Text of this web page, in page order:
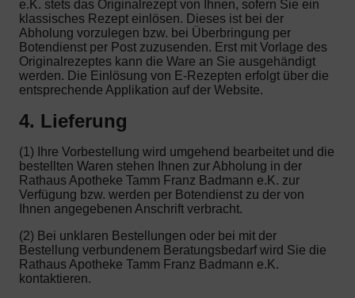
e.K. stets das Originalrezept von Ihnen, sofern Sie ein
klassisches Rezept einlösen. Dieses ist bei der
Abholung vorzulegen bzw. bei Überbringung per
Botendienst per Post zuzusenden. Erst mit Vorlage des
Originalrezeptes kann die Ware an Sie ausgehändigt
werden. Die Einlösung von E-Rezepten erfolgt über die
entsprechende Applikation auf der Website.
4. Lieferung
(1) Ihre Vorbestellung wird umgehend bearbeitet und die
bestellten Waren stehen Ihnen zur Abholung in der
Rathaus Apotheke Tamm Franz Badmann e.K. zur
Verfügung bzw. werden per Botendienst zu der von
Ihnen angegebenen Anschrift verbracht.
(2) Bei unklaren Bestellungen oder bei mit der
Bestellung verbundenem Beratungsbedarf wird Sie die
Rathaus Apotheke Tamm Franz Badmann e.K.
kontaktieren.